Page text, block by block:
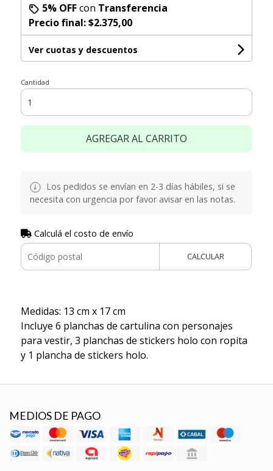
5% OFFcon Transferencia
Precio final:$2.375,00
Ver cuotas y descuentos
Cantidad
AGREGAR AL CARRITO
Los pedidos se envían en 2-3 días hábiles, si se
necesita con urgencia por favor avisar en las notas.
Calculá el costo de envío
CALCULAR
Medidas: 13 cm x 17 cm
Incluye 6 planchas de cartulina con personajes
para vestir, 3 planchas de stickers holo con ropita
y 1 plancha de stickers holo.
MEDIOS DE PAGO